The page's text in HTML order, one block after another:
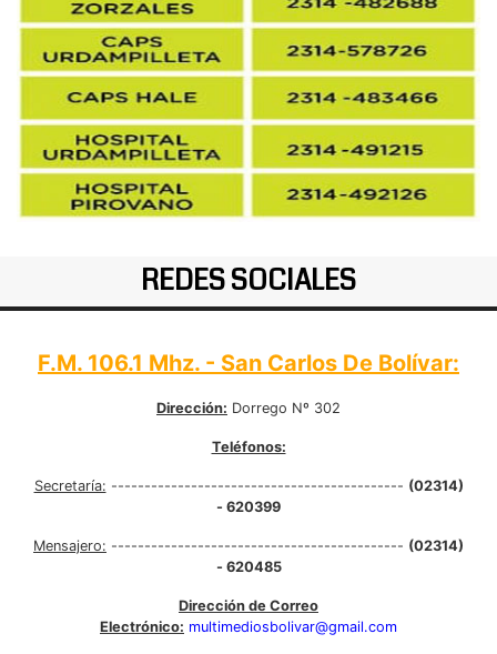
REDES SOCIALES
F.M. 106.1 Mhz. - San Carlos De Bolívar:
Dirección: Dorrego Nº 302
Teléfonos:
Secretaría: -------------------------------------------- (02314)
- 620399
Mensajero: -------------------------------------------- (02314)
- 620485
Dirección de Correo
Electrónico: multimediosbolivar@gmail.com